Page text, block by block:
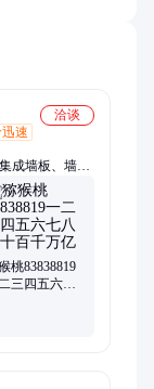
洽谈
速
成墙板、墙
晶墙板、防撞
板、木饰面、
桃83838819
三四五六七